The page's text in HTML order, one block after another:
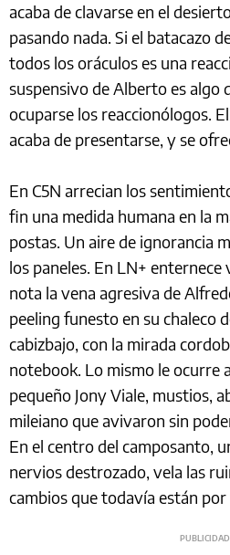
acaba de clavarse en el
pasando nada. Si el batacazo
todos los oráculos es una
suspensivo de Alberto es algo
ocuparse los reaccionólogos.
acaba de presentarse, y se
En C5N arrecian los
fin una medida humana en la
postas. Un aire de ignorancia
los paneles. En LN+ enternece
nota la vena agresiva de
peeling funesto en su chaleco
cabizbajo, con la mirada
notebook. Lo mismo le ocurre
pequeño Jony Viale, mustios,
mileiano que avivaron sin
En el centro del camposanto,
nervios destrozado, vela las
cambios que todavía están por